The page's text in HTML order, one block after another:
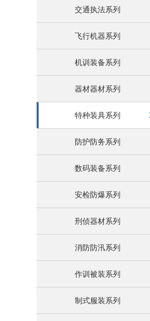
交通执法系列
飞行机器系列
机训装备系列
器材器材系列
特种装具系列
防护防务系列
数码装备系列
安检防爆系列
刑侦器材系列
消防防汛系列
作训被装系列
制式服装系列